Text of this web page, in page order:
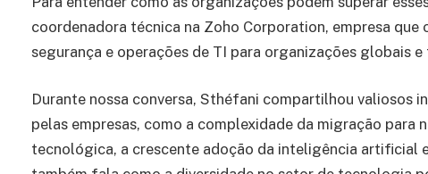
coordenadora técnica na Zoho Corporation, empresa
segurança e operações de TI para organizações globais
Durante nossa conversa, Sthéfani compartilhou valiosos
pelas empresas, como a complexidade da migração para
tecnológica, a crescente adoção da inteligência artificial